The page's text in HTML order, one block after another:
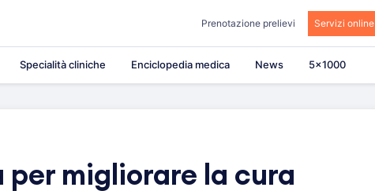
Prenotazione prelievi Servizi online
Specialità cliniche Enciclopedia medica News 5×1000
per migliorare la cura